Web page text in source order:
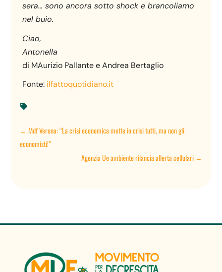
sera… sono ancora sotto shock e brancoliamo
nel buio.
Ciao,
Antonella
di MAurizio Pallante e Andrea Bertaglio
Fonte: ilfattoquotidiano.it

←Mdf Verona: “La crisi economica mette in crisi tutti, ma non gli
economisti!”
Agenzia Ue ambiente rilancia allerta cellulari→